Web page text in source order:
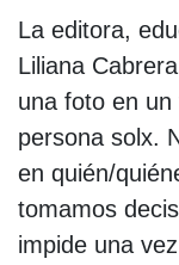
La editora,
Liliana
una foto en
persona solx.
en quién/
tomamos
impide una